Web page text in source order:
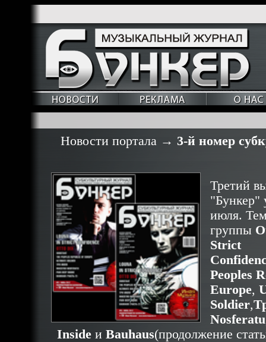
Новости портала→ 3-й номер
Третий
"Бункер"
июля.
группы
Strict
Peoples
Europe,
Soldier,
Nosferatu
Insideи Bauhaus(продолжение